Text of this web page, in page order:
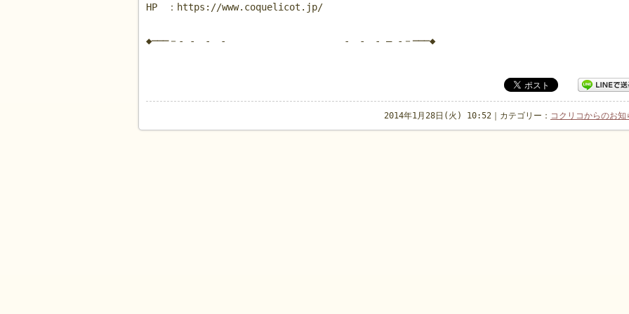
HP ：https://www.coquelicot.jp/
◆───－- - - - - - - – -－───◆
2014年1月28日(火) 10:52｜カテゴリー： コクリコからのお知